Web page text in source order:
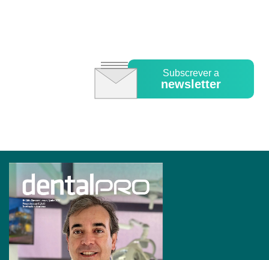
Subscrever a
newsletter